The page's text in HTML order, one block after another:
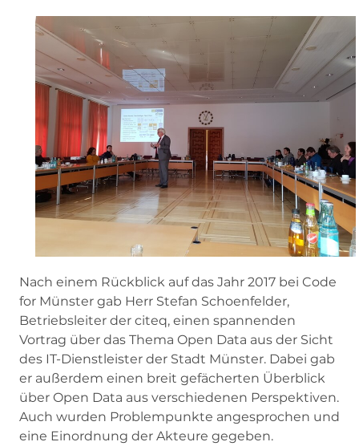
Nach einem Rückblick auf das Jahr 2017 bei Code
for Münster gab Herr Stefan Schoenfelder,
Betriebsleiter der citeq, einen spannenden
Vortrag über das Thema Open Data aus der Sicht
des IT-Dienstleister der Stadt Münster. Dabei gab
er außerdem einen breit gefächerten Überblick
über Open Data aus verschiedenen Perspektiven.
Auch wurden Problempunkte angesprochen und
eine Einordnung der Akteure gegeben.